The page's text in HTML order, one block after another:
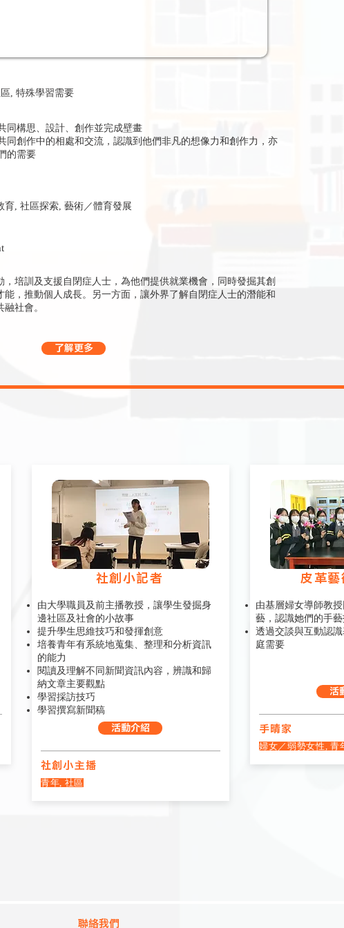
, 特殊學習需要
同構思、設計、創作並完成壁畫
同創作中的相處和交流，認識到他們非凡的想像力和創作力，亦
的需要
育, 社區探索, 藝術／體育發展
，培訓及支援自閉症人士，為他們提供就業機會，同時發掘其創
能，推動個人成長。另一方面，讓外界了解自閉症人士的潛能和
融社會。
了解更多
社創小記者
由大學職員及前主播教授，讓學生發掘身
邊社區及社會的小故事
提升學生思維技巧和發揮創意
培養青年有系統地蒐集、整理和分析資訊
的能力
閱讀及理解不同新聞資訊內容，辨識和歸
納文章主要觀點
學習採訪技巧
學習撰寫新聞稿
活動介紹
社創小主播
青年, 社區
皮革藝
由基層婦女導師教
藝，認識她們的手
透過交談與互動認
庭需要
活
手晴家
婦女／弱勢女性, 青
聯絡我們